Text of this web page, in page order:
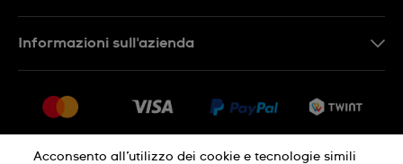
IT
Restituzione
Condizioni di vendita
Informazioni sull'azienda
Carriera
Acconsento all’utilizzo dei cookie e tecnologie simili